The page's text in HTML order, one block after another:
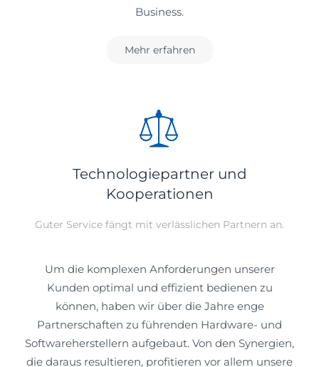
Business.
Mehr erfahren
Technologiepartner und
Kooperationen
Guter Service fängt mit verlässlichen Partnern an.
Um die komplexen Anforderungen unserer
Kunden optimal und effizient bedienen zu
können, haben wir über die Jahre enge
Partnerschaften zu führenden Hardware- und
Softwareherstellern aufgebaut. Von den Synergien,
die daraus resultieren, profitieren vor allem unsere